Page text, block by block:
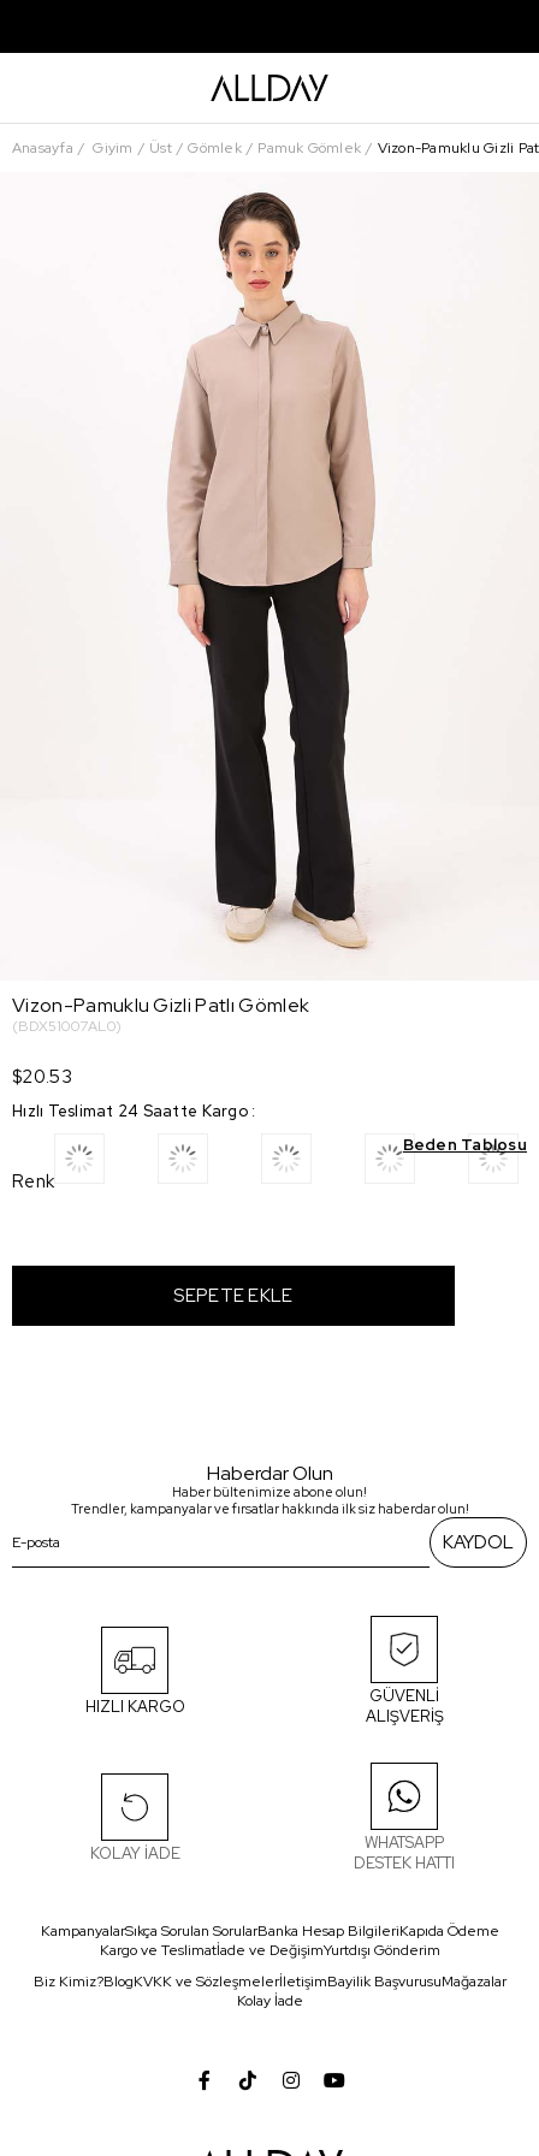
Anasayfa Giyim Üst Gömlek Pamuk Gömlek Vizon-Pamuklu Gizli
Vizon-Pamuklu Gizli Patlı Gömlek
(BDX51007AL0)
$20.53
Hızlı Teslimat 24 Saatte Kargo :
Beden Tablosu
Renk
Haberdar Olun
Haber bültenimize abone olun!
Trendler, kampanyalar ve fırsatlar hakkında ilk siz haberdar olun!
KAYDOL
HIZLI KARGO
GÜVENLİ
ALIŞVERİŞ
KOLAY İADE
WHATSAPP
DESTEK HATTI
KampanyalarSıkça Sorulan SorularBanka Hesap BilgileriKapıda Ödeme
Kargo ve Teslimatİade ve DeğişimYurtdışı Gönderim
Biz Kimiz?BlogKVKK ve SözleşmelerİletişimBayilik BaşvurusuMağazalar
Kolay İade